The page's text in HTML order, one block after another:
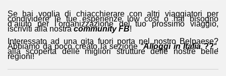
Se hai voglia di chiacchierare con altri viaggiatori per
condividere le tue esperienze low cost o hai bisogno
d’aiuto per l’organizzazione del tuo prossimo viaggio,
iscriviti alla nostracommunity FB!
Interessato ad una gita fuori porta nel nostro Belpaese?
Abbiamo da poco creato la sezione “Alloggi in Italia??“,
alla scoperta delle migliori strutture delle nostre belle
regioni!